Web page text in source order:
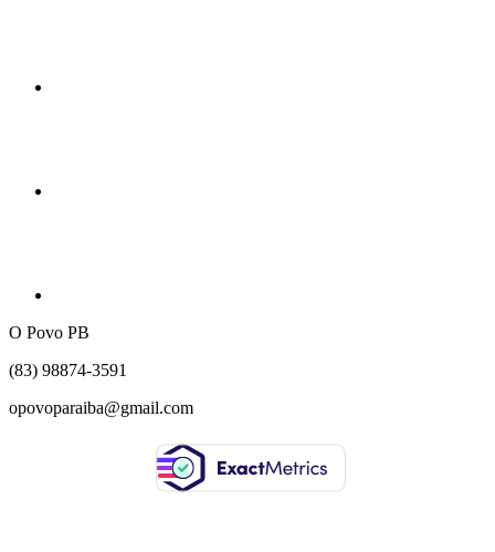
O Povo PB
(83) 98874-3591
opovoparaiba@gmail.com